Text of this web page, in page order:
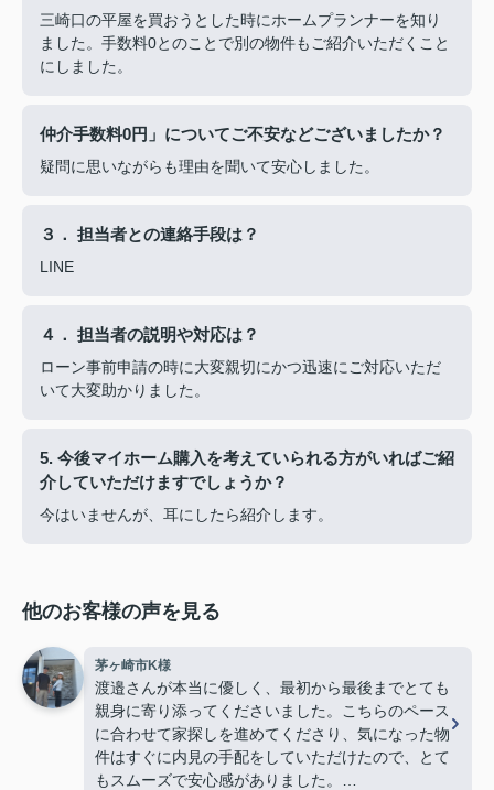
三崎口の平屋を買おうとした時にホームプランナーを知り
ました。手数料0とのことで別の物件もご紹介いただくこと
にしました。
仲介手数料0円」についてご不安などございましたか？
疑問に思いながらも理由を聞いて安心しました。
３． 担当者との連絡手段は？
LINE
４． 担当者の説明や対応は？
ローン事前申請の時に大変親切にかつ迅速にご対応いただ
いて大変助かりました。
5. 今後マイホーム購入を考えていられる方がいればご紹
介していただけますでしょうか？
今はいませんが、耳にしたら紹介します。
他のお客様の声を見る
茅ヶ崎市K様
渡邉さんが本当に優しく、最初から最後までとても
親身に寄り添ってくださいました。こちらのペース
に合わせて家探しを進めてくださり、気になった物
件はすぐに内見の手配をしていただけたので、とて
もスムーズで安心感がありました。